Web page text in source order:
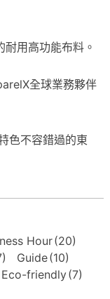
用高功能布料。
全球業務夥伴
色不容錯過的東
Hour(20)
Guide(10)
Eco-friendly(7)